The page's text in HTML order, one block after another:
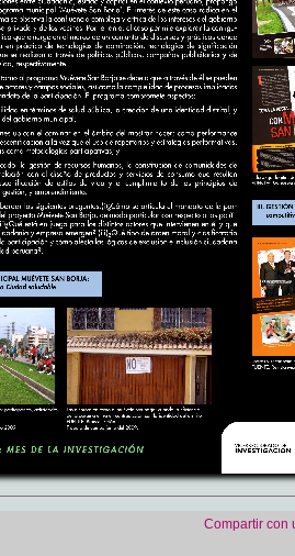
Compartir con